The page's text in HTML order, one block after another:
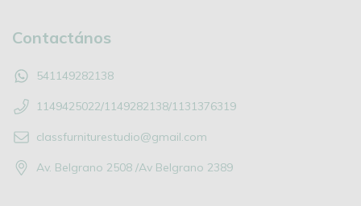
Contactános
541149282138
1149425022/1149282138/1131376319
classfurniturestudio@gmail.com
Av. Belgrano 2508 /Av Belgrano 2389